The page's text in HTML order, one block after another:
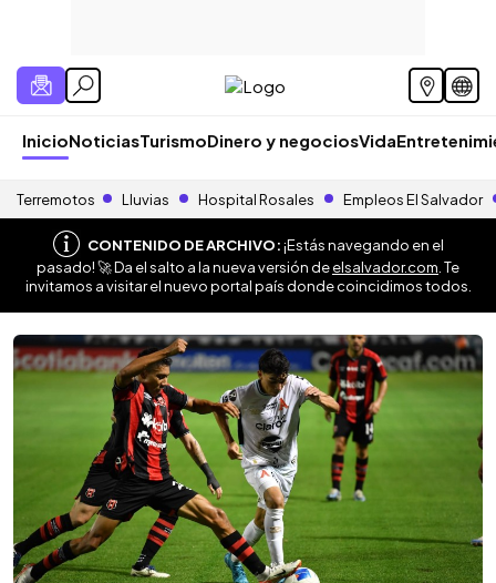
InicioNoticiasTurismoDinero y negociosVida
Terremotos Lluvias Hospital Rosales Empleos El Salvador
CONTENIDO DE ARCHIVO:¡Estás navegando en el
pasado! 🚀 Da el salto a la nueva versión deelsalvador.com . Te
invitamos a visitar el nuevo portal país donde coincidimos todos.